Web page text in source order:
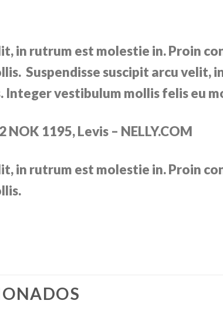
in rutrum est molestie in. Proin
Suspendisse suscipit arcu velit,
Integer vestibulum mollis felis eu
1195, Levis – NELLY.COM
in rutrum est molestie in. Proin